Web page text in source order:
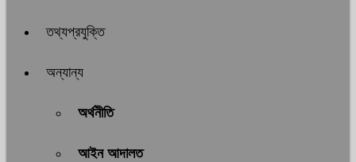
তথ্যপ্রযুক্তি
অন্যান্য
অর্থনীতি
আইন আদালত